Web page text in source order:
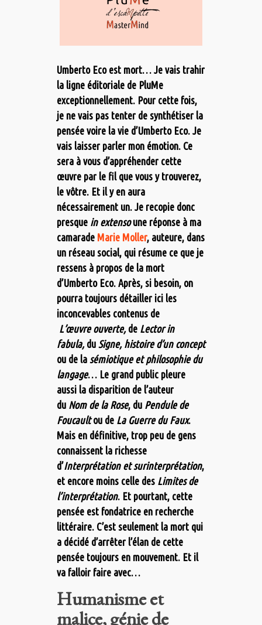
Umberto Eco est mort… Je vais trahir
la ligne éditoriale de PluMe
exceptionnellement. Pour cette fois,
je ne vais pas tenter de synthétiser la
pensée voire la vie d’Umberto Eco. Je
vais laisser parler mon émotion. Ce
sera à vous d’appréhender cette
œuvre par le fil que vous y trouverez,
le vôtre. Et il y en aura
nécessairement un. Je recopie donc
presque in extensoune réponse à ma
camarade Marie Moller, auteure, dans
un réseau social, qui résume ce que je
ressens à propos de la mort
d’Umberto Eco. Après, si besoin, on
pourra toujours détailler ici les
inconcevables contenus de
L’œuvreouverte,de Lector in
fabula, du Signe, histoire d’un concept
ou de la sémiotique et philosophie du
langage… Le grand public pleure
aussi la disparition de l’auteur
du Nom de la Rose, du Pendule de
Foucaultou de La Guerre du Faux.
Mais en définitive, trop peu de gens
connaissent la richesse
d’Interprétation et surinterprétation,
et encore moins celle desLimites de
l’interprétation. Et pourtant, cette
pensée est fondatrice en recherche
littéraire. C’est seulement la mort qui
a décidé d’arrêter l’élan de cette
pensée toujours en mouvement. Et il
va falloir faire avec…
Humanisme et
malice, génie de